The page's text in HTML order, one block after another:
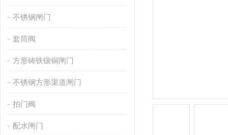
不锈钢闸门
套筒阀
方形铸铁镶铜闸门
不锈钢方形渠道闸门
拍门阀
配水闸门